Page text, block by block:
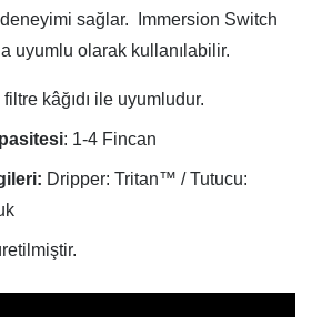
sağlar. Immersion Switch
uyumlu olarak kullanılabilir.
kâğıdı ile uyumludur.
: 1-4 Fincan
Dripper: Tritan™ / Tutucu: